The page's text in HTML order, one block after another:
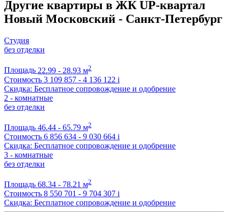
Другие квартиры в ЖК UP-квартал
Новый Московский - Санкт-Петербург
Студия
без отделки
Площадь 22.99 - 28.93 м2
Стоимость 3 109 857 - 4 136 122 i
Скидка: Бесплатное сопровождение и одобрение
2 - комнатные
без отделки
Площадь 46.44 - 65.79 м2
Стоимость 6 856 634 - 9 030 664 i
Скидка: Бесплатное сопровождение и одобрение
3 - комнатные
без отделки
Площадь 68.34 - 78.21 м2
Стоимость 8 550 701 - 9 704 307 i
Скидка: Бесплатное сопровождение и одобрение